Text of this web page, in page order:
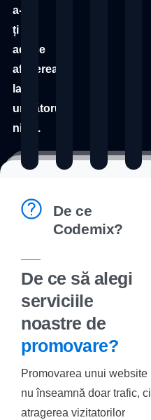
a-
ți
aduce
afacerea
la
următorul
nivel.
De ce
Codemix?
De ce să alegi
serviciile
noastre de
promovare?
Promovarea unui website
nu înseamnă doar trafic, ci
atragerea vizitatorilor